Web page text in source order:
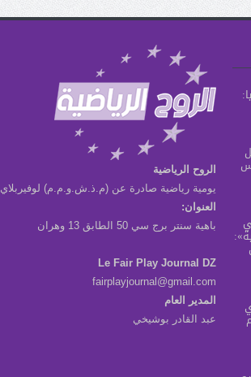
الروح الرياضية
يومية رياضية صادرة عن (م.ذ.ش.و.م.م) لوفيربلاي
العنوان:
باهية سنتر برج سي 50 الطابق 13 وهران
Le Fair Play Journal DZ
fairplayjournal@gmail.com
المدير العام
عبد القادر بوشيخي